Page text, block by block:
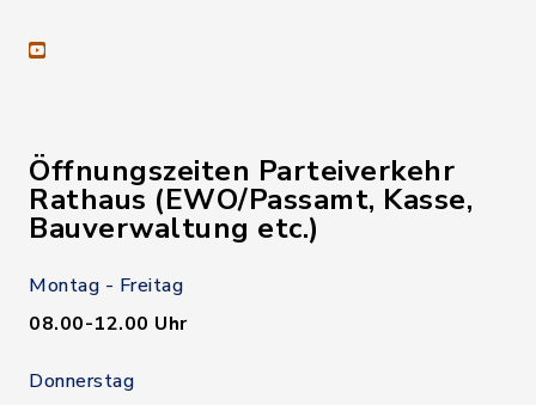
youtube
Öffnungszeiten Parteiverkehr
Rathaus (EWO/Passamt, Kasse,
Bauverwaltung etc.)
Montag - Freitag
08.00-12.00 Uhr
Donnerstag